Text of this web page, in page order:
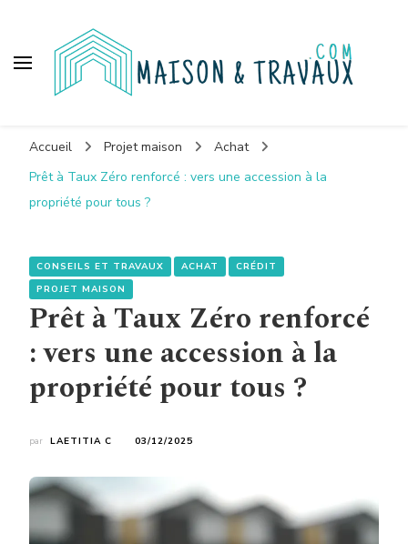
Accueil Projet maison
Achat
Prêt à Taux Zéro renforcé : vers une accession à la
propriété pour tous ?
CONSEILS ET TRAVAUX ACHAT
CRÉDIT
PROJET MAISON
Prêt à Taux Zéro renforcé
: vers une accession à la
propriété pour tous ?
par LAETITIA C 03/12/2025